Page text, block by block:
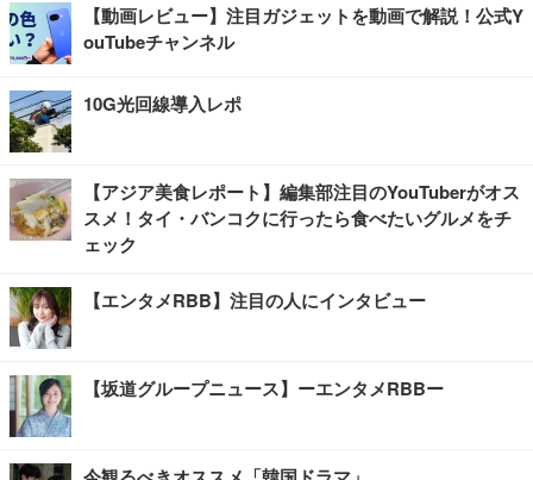
【動画レビュー】注目ガジェットを動画で解説！公式Y
ouTubeチャンネル
10G光回線導入レポ
【アジア美食レポート】編集部注目のYouTuberがオス
スメ！タイ・バンコクに行ったら食べたいグルメをチ
ェック
【エンタメRBB】注目の人にインタビュー
【坂道グループニュース】ーエンタメRBBー